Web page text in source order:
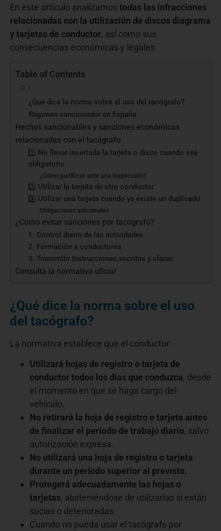
En este artículo analizamos todas las infracciones
relacionadas con la utilización de discos diagrama
y tarjetas de conductor, así como sus
consecuencias económicas y legales.
Table of Contents
¿Qué dice la norma sobre el uso del tacógrafo?
Régimen sancionador en España
Hechos sancionables y sanciones económicas
relacionadas con el tacógrafo
1️⃣ No llevar insertada la tarjeta o disco cuando sea
obligatorio
¿Cómo justificar ante una inspección?
2️⃣ Utilizar la tarjeta de otro conductor
3️⃣ Utilizar una tarjeta cuando ya existe un duplicado
Obligaciones adicionales
¿Cómo evitar sanciones por tacógrafo?
1. Control diario de las actividades
2. Formación a conductores
3. Transmitir Instrucciones escritas y claras
Consulta la normativa oficial
¿Qué dice la norma sobre el uso
del tacógrafo?
La normativa establece que el conductor:
Utilizará hojas de registro o tarjeta de
conductor todos los días que conduzca, desde
el momento en que se haga cargo del
vehículo.
No retirará la hoja de registro o tarjeta antes
de finalizar el período de trabajo diario, salvo
autorización expresa.
No utilizará una hoja de registro o tarjeta
durante un período superior al previsto.
Protegerá adecuadamente las hojas o
tarjetas, absteniéndose de utilizarlas si están
sucias o deterioradas.
Cuando no pueda usar el tacógrafo por